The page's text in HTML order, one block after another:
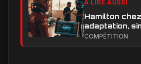
À LIRE AUSSI
Hamilton
adaptation,
et critiques, ce
COMPÉTITION